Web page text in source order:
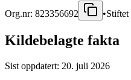
Org.nr: 823356692 •Stiftet
Kildebelagte fakta
Sist oppdatert: 20. juli 2026